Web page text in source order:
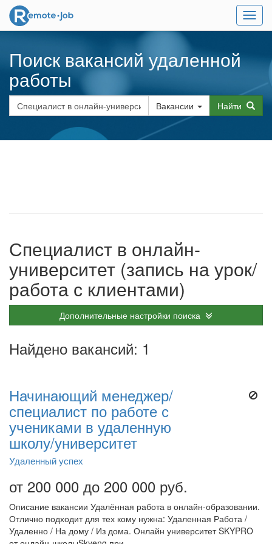
Меню
Поиск вакансий удаленной
работы
Вакансии Найти
Специалист в онлайн-
университет (запись на урок/
работа с клиентами)
Дополнительные настройки поиска
Найдено вакансий: 1
Начинающий менеджер/
специалист по работе с
учениками в удаленную
школу/университет
Удаленный успех
от 200 000 до 200 000 руб.
Описание вакансии Удалённая работа в онлайн-образовании.
Отлично подходит для тех кому нужна: Удаленная Работа /
Удаленно / На дому / Из дома. Онлайн университет SKYPRO